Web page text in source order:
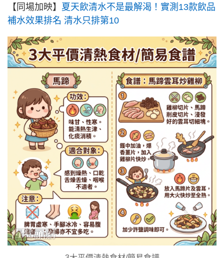
【同場加映】 夏天飲清水不是最解渴！實測13款飲品
補水效果排名 清水只排第10